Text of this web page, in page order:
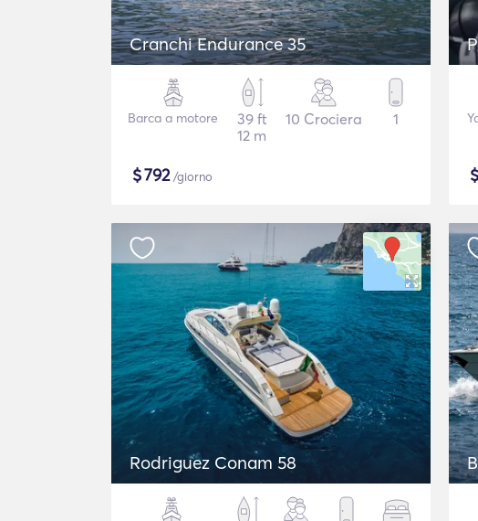
Cranchi Endurance 35
Barca a motore
39 ft
12 m
10 Crociera 1
$792/giorno
Rodriguez Conam 58